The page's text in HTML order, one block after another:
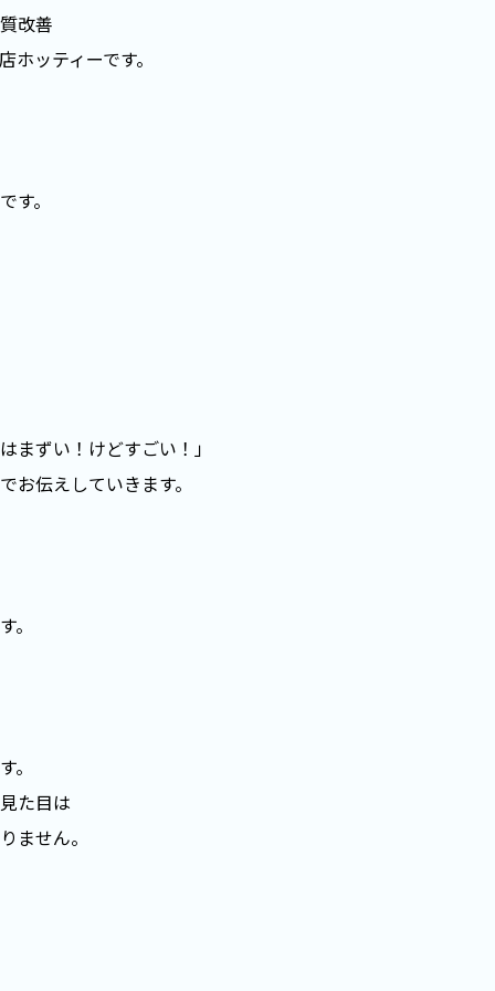
改善
ホッティーです。
す。
まずい！けどすごい！」
お伝えしていきます。
。
。
た目は
ません。